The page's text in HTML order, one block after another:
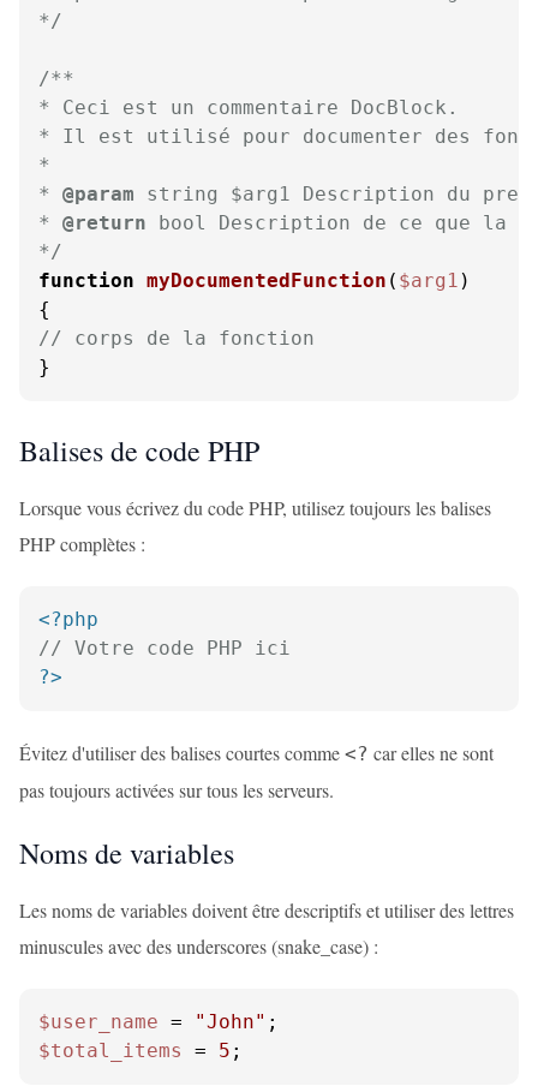
*/
/**
* Ceci est un commentaire DocBlock.
* Il est utilisé pour documenter des
*
* @param string $arg1 Description du
* @return bool Description de ce que la
*/
function myDocumentedFunction ( $arg1
// corps de la fonction
}
Balises de code PHP
Lorsque vous écrivez du code PHP, utilisez toujours les balises
PHP complètes :
<?php
// Votre code PHP ici
?>
Évitez d'utiliser des balises courtes comme <? car elles ne sont
pas toujours activées sur tous les serveurs.
Noms de variables
Les noms de variables doivent être descriptifs et utiliser des lettres
minuscules avec des underscores (snake_case) :
$user_name = "John"
$total_items
= 5 ;